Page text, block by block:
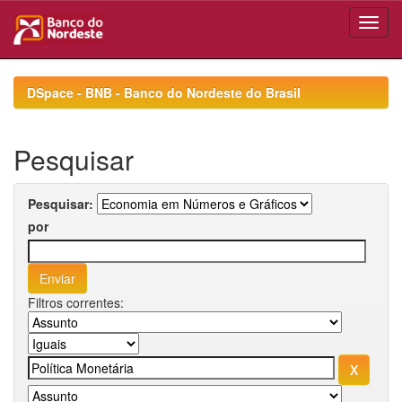
navigationDSpace - BNB - Banco do Nordeste do Brasil
Pesquisar
Pesquisar:
por
Filtros correntes: